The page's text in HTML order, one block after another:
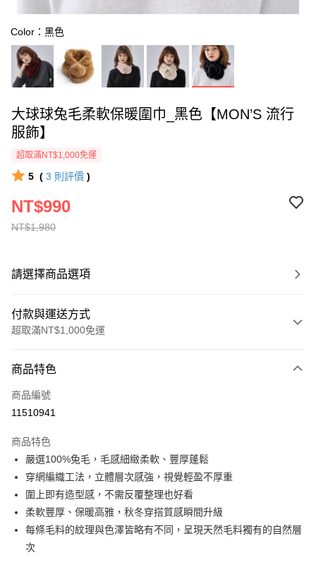
Color：黑色
大球球兔毛柔軟保暖圍巾_黑色【MON’S 流行
服飾】
超取滿NT$1,000免運
5 ( 3 則評價 )
NT$1,980
NT$990
請選擇商品選項
付款與運送方式
超取滿NT$1,000免運
信用卡一次付款
信用卡分期付款
合作金庫商業銀行
華南商業銀行
彰化商業銀行
上海商業儲蓄銀行
台北富邦商業銀行
國泰世華商業銀行
兆豐國際商業銀行
臺灣中小企業銀行
台中商業銀行
匯豐（台灣）商業銀行
華泰商業銀行
聯邦商業銀行
遠東國際商業銀行
元大商業銀行
6 期 0 利率 每期
華南商業銀行
彰化商業銀行
上海商業儲蓄銀行
台北富邦商業銀行
國泰世華商業銀行
兆豐國際商業銀行
臺灣中小企業銀行
台中商業銀行
匯豐（台灣）商業銀行
超商取貨付款
LINE Pay
Apple Pay
街口支付
商品特色
商品編號
11510941
商品特色
嚴選100%兔毛，毛感細緻柔軟、豐厚蓬鬆
穿網編織工法，立體層次感強，視覺輕盈不厚重
圍上即有造型感，不需反覆整理也好看
柔軟豐厚、保暖高雅，秋冬穿搭質感瞬間升級
每條毛料的紋理與色澤皆略有不同，呈現天然毛料獨有的自然層
次